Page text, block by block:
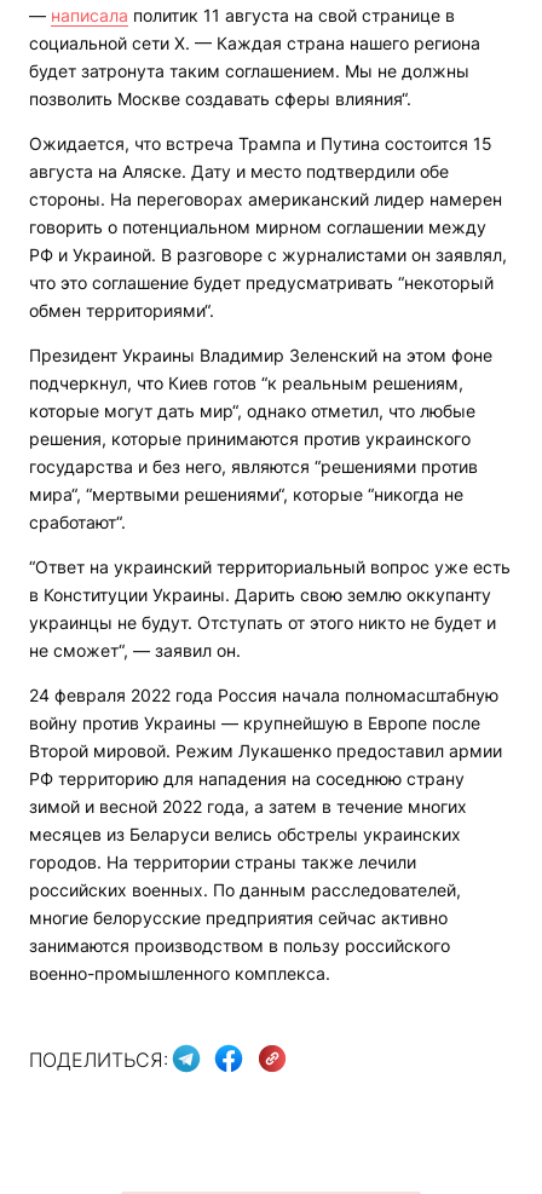
— написала политик 11 августа на свой странице в
социальной сети Х. — Каждая страна нашего региона
будет затронута таким соглашением. Мы не должны
позволить Москве создавать сферы влияния“.
Ожидается, что встреча Трампа и Путина состоится 15
августа на Аляске. Дату и место подтвердили обе
стороны. На переговорах американский лидер намерен
говорить о потенциальном мирном соглашении между
РФ и Украиной. В разговоре с журналистами он заявлял,
что это соглашение будет предусматривать “некоторый
обмен территориями“.
Президент Украины Владимир Зеленский на этом фоне
подчеркнул, что Киев готов “к реальным решениям,
которые могут дать мир“, однако отметил, что любые
решения, которые принимаются против украинского
государства и без него, являются “решениями против
мира“, “мертвыми решениями“, которые “никогда не
сработают“.
“Ответ на украинский территориальный вопрос уже есть
в Конституции Украины. Дарить свою землю оккупанту
украинцы не будут. Отступать от этого никто не будет и
не сможет“, — заявил он.
24 февраля 2022 года Россия начала полномасштабную
войну против Украины — крупнейшую в Европе после
Второй мировой. Режим Лукашенко предоставил армии
РФ территорию для нападения на соседнюю страну
зимой и весной 2022 года, а затем в течение многих
месяцев из Беларуси велись обстрелы украинских
городов. На территории страны также лечили
российских военных. По данным расследователей,
многие белорусские предприятия сейчас активно
занимаются производством в пользу российского
военно-промышленного комплекса.
ПОДЕЛИТЬСЯ: